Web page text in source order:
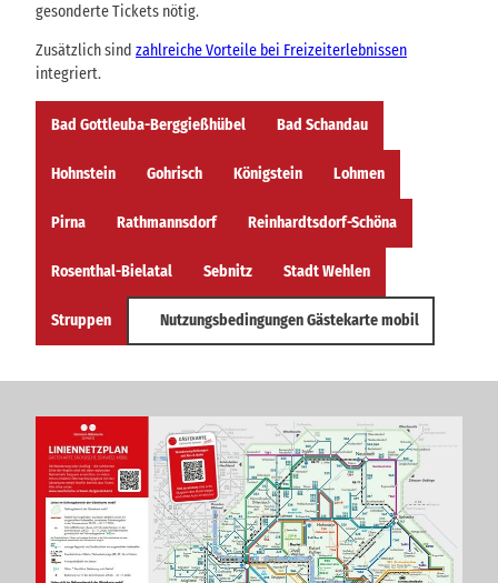
gesonderte Tickets nötig.
Zusätzlich sind zahlreiche Vorteile bei Freizeiterlebnissen
integriert.
Bad Gottleuba-Berggießhübel Bad Schandau
Hohnstein Gohrisch Königstein Lohmen
Pirna Rathmannsdorf Reinhardtsdorf-Schöna
Rosenthal-Bielatal Sebnitz Stadt Wehlen
Struppen Nutzungsbedingungen Gästekarte mobil